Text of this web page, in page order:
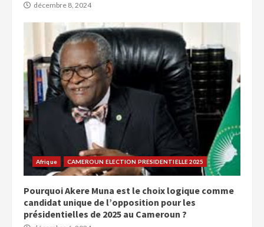
décembre 8, 2024
Afrique CAMEROUN ELECTION PRESIDENTIELLE 2025
Pourquoi Akere Muna est le choix logique comme
candidat unique de l’opposition pour les
présidentielles de 2025 au Cameroun ?